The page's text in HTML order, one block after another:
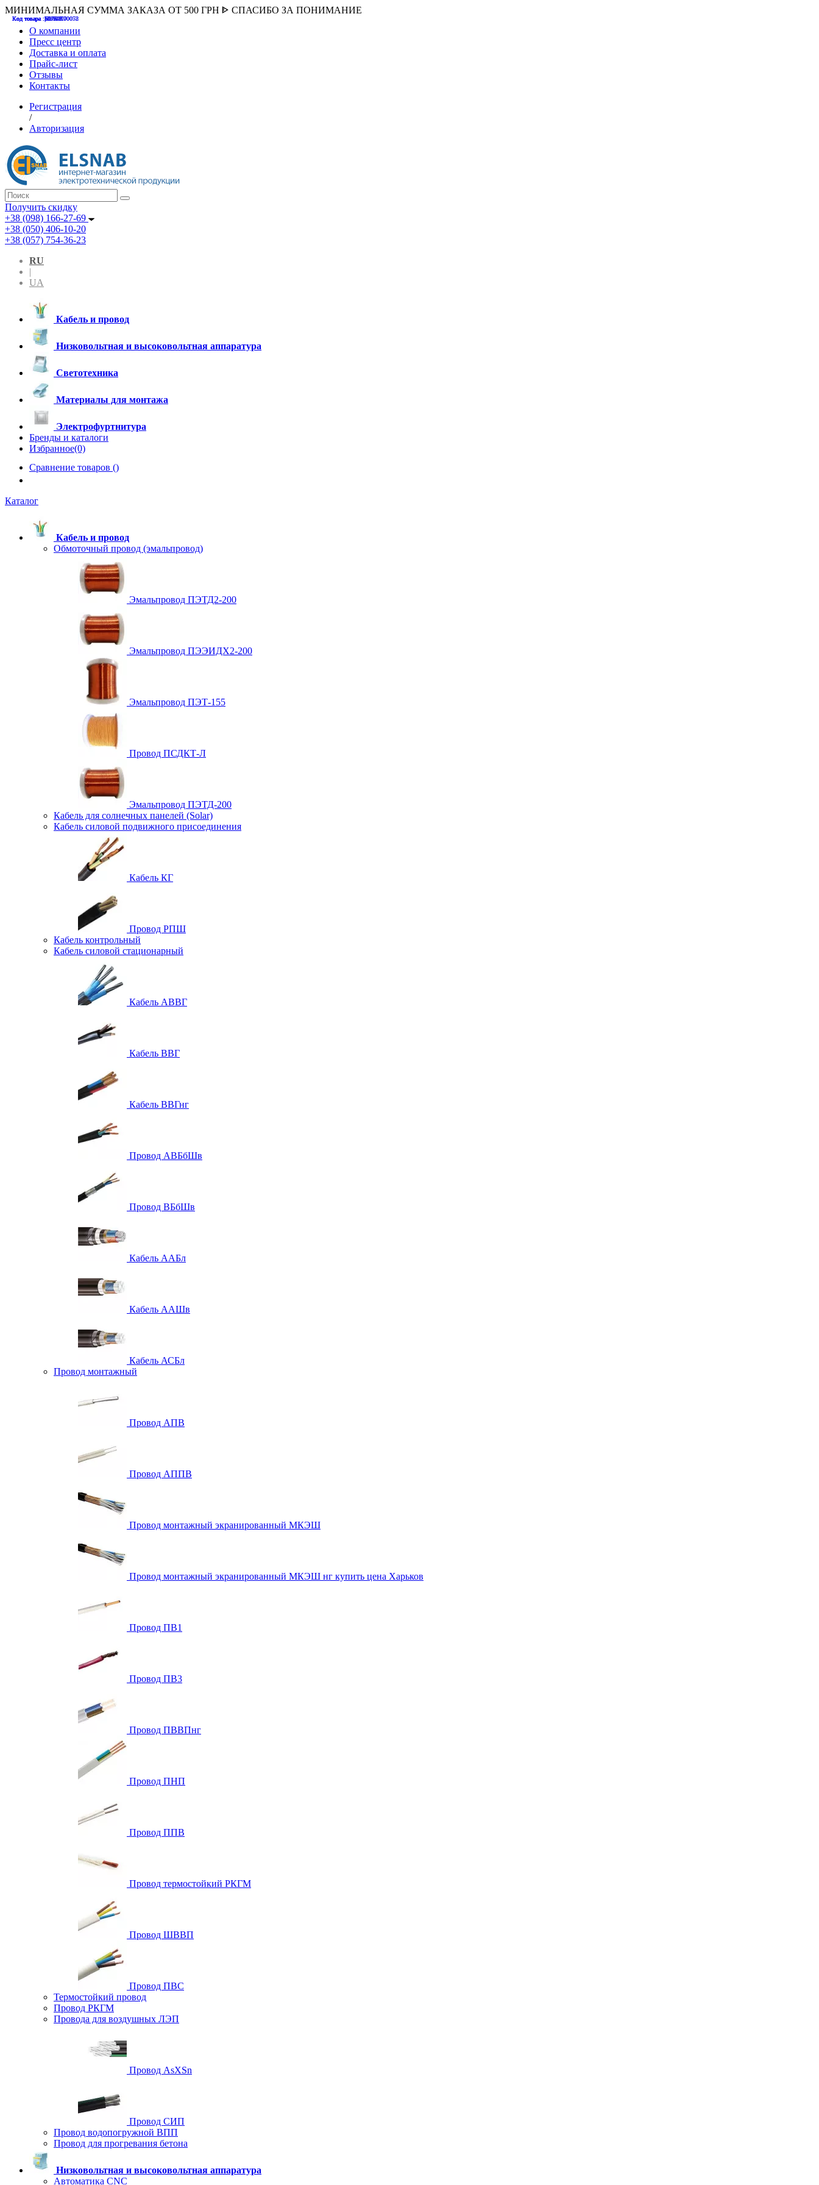
МИНИМАЛЬНАЯ СУММА ЗАКАЗА ОТ 500 ГРН ᐈ СПАСИБО ЗА ПОНИМАНИЕ
О компании
Пресс центр
Доставка и оплата
Прайс-лист
Отзывы
Контакты
Регистрация
/
Авторизация
Получить скидку
+38 (098) 166-27-69
+38 (050) 406-10-20
+38 (057) 754-36-23
RU
|
UA
Кабель и провод
Низковольтная и высоковольтная аппаратура
Светотехника
Материалы для монтажа
Электрофуртнитура
Бренды и каталоги
Избранное(0)
Сравнение товаров ()
Каталог
Кабель и провод
Обмоточный провод (эмальпровод)
Эмальпровод ПЭТД2-200
Эмальпровод ПЭЭИДХ2-200
Эмальпровод ПЭТ-155
Провод ПСДКТ-Л
Эмальпровод ПЭТД-200
Кабель для солнечных панелей (Solar)
Кабель силовой подвижного присоединения
Кабель КГ
Провод РПШ
Кабель контрольный
Кабель силовой стационарный
Кабель АВВГ
Кабель ВВГ
Кабель ВВГнг
Провод АВБбШв
Провод ВБбШв
Кабель ААБл
Кабель ААШв
Кабель АСБл
Провод монтажный
Провод АПВ
Провод АППВ
Провод монтажный экранированный МКЭШ
Провод монтажный экранированный МКЭШ нг купить цена Харьков
Провод ПВ1
Провод ПВ3
Провод ПВВПнг
Провод ПНП
Провод ППВ
Провод термостойкий РКГМ
Провод ШВВП
Провод ПВС
Термостойкий провод
Провод РКГМ
Провода для воздушных ЛЭП
Провод AsXSn
Провод СИП
Провод водопогружной ВПП
Провод для прогревания бетона
Низковольтная и высоковольтная аппаратура
Автоматика CNC
Код товара :507000
Код товара :HUK-K00058
Код товара :Т075177
Код товара :pnsv12
Код товара :HUK-K00072